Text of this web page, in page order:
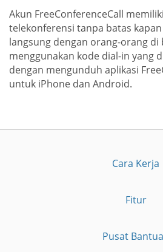
Akun FreeConferenceCall
telekonferensi tanpa batas kapan
langsung dengan orang-orang di
menggunakan kode dial-in yang
dengan mengunduh aplikasi
untuk iPhone dan Android.
Cara Kerja
Fitur
Pusat